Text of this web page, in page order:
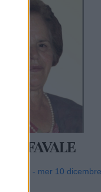
FAVALE
Pio - mer 10